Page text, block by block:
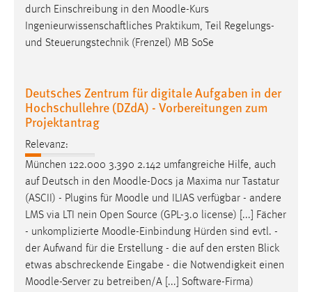
durch Einschreibung in den Moodle-Kurs
Ingenieurwissenschaftliches Praktikum, Teil Regelungs-
und Steuerungstechnik (Frenzel) MB SoSe
Deutsches Zentrum für digitale Aufgaben in der
Hochschullehre (DZdA) - Vorbereitungen zum
Projektantrag
Relevanz:
München 122.000 3.390 2.142 umfangreiche Hilfe, auch
auf Deutsch in den Moodle-Docs ja Maxima nur Tastatur
(ASCII) - Plugins für Moodle und ILIAS verfügbar - andere
LMS via LTI nein Open Source (GPL-3.0 license) [...] Fächer
- unkomplizierte Moodle-Einbindung Hürden sind evtl. -
der Aufwand für die Erstellung - die auf den ersten Blick
etwas abschreckende Eingabe - die Notwendigkeit einen
Moodle-Server zu betreiben/A [...] Software-Firma)